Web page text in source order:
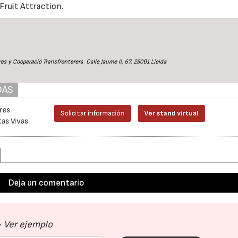
Fruit Attraction.
Cooperació Transfronterera. Calle Jaume II, 67. 25001 Lleida
Vivas
Solicitar información Ver stand virtual
Deja un comentario
Ver ejemplo